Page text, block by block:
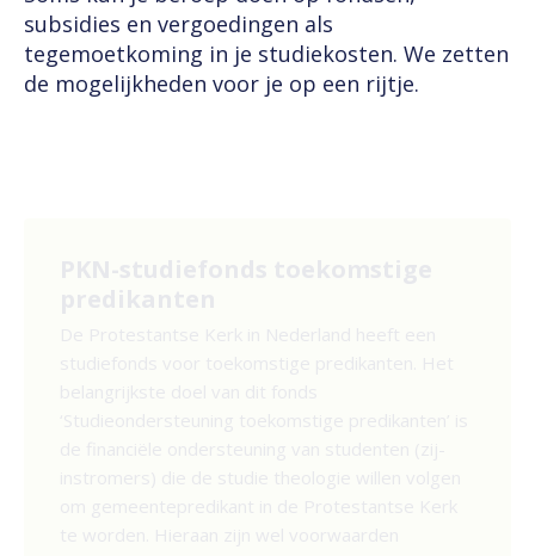
subsidies en vergoedingen als
tegemoetkoming in je studiekosten. We zetten
de mogelijkheden voor je op een rijtje.